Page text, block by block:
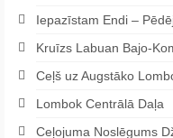
Iepazīstam Endi –
Kruīzs Labuan Bajo-
Ceļš uz Augstāko
Lombok Centrālā Daļa
Ceļojuma Noslēgums